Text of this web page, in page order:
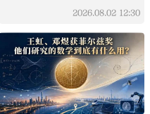
2026.08.02 12:30